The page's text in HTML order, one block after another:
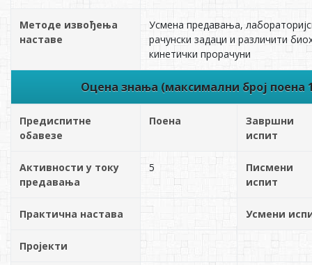
Методе извођења
наставе
Усмена предавања,
рачунски задаци и различити
кинетички прорачуни
Оцена знања (максимални број поена
Предиспитне
обавезе
Поена
Завршни
испит
Активности у току
предавања
5
Писмени
испит
Практична настава Усмени
Пројекти